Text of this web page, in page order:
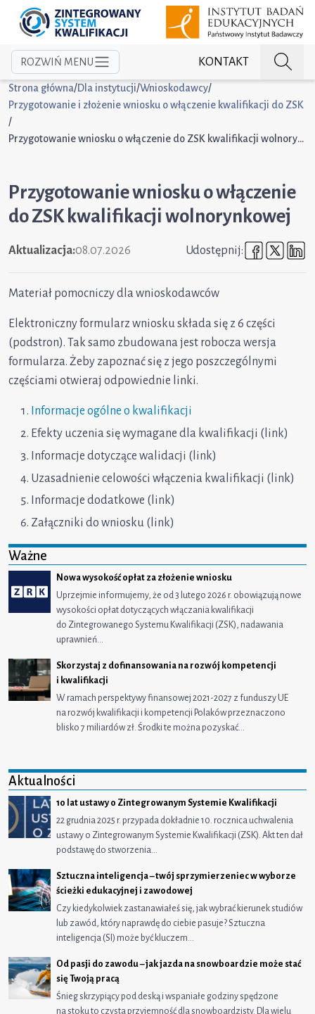
KONTAKT
ROZWIŃ MENU
Strona główna/Dla instytucji/Wnioskodawcy/
Przygotowanie i złożenie wniosku o włączenie kwalifikacji do ZSK
/
Przygotowanie wniosku o włączenie do ZSK kwalifikacji wolnorynkowej
Przygotowanie wniosku o włączenie
do ZSK kwalifikacji wolnorynkowej
Aktualizacja:08.07.2026 Udostępnij:
Materiał pomocniczy dla wnioskodawców
Elektroniczny formularz wniosku składa się z 6 części
(podstron). Tak samo zbudowana jest robocza wersja
formularza. Żeby zapoznać się z jego poszczególnymi
częściami otwieraj odpowiednie linki.
Informacje ogólne o kwalifikacji
Efekty uczenia się wymagane dla kwalifikacji (link)
Informacje dotyczące walidacji (link)
Uzasadnienie celowości włączenia kwalifikacji (link)
Informacje dodatkowe (link)
Załączniki do wniosku (link)
Ważne
Nowa wysokość opłat za złożenie wniosku
Uprzejmie informujemy, że od 3 lutego 2026 r. obowiązują nowe
wysokości opłat dotyczących włączania kwalifikacji
do Zintegrowanego Systemu Kwalifikacji (ZSK), nadawania
uprawnień…
Skorzystaj z dofinansowania na rozwój kompetencji
i kwalifikacji
W ramach perspektywy finansowej 2021-2027 z funduszy UE
na rozwój kwalifikacji i kompetencji Polaków przeznaczono
blisko 7 miliardów zł. Środki te można pozyskać…
Aktualności
10 lat ustawy o Zintegrowanym Systemie Kwalifikacji
22 grudnia 2025 r. przypada dokładnie 10. rocznica uchwalenia
ustawy o Zintegrowanym Systemie Kwalifikacji (ZSK). Akt ten dał
podstawę do stworzenia…
Sztuczna inteligencja – twój sprzymierzeniec w wyborze
ścieżki edukacyjnej i zawodowej
Czy kiedykolwiek zastanawiałeś się, jak wybrać kierunek studiów
lub zawód, który naprawdę do ciebie pasuje? Sztuczna
inteligencja (SI) może być kluczem…
Od pasji do zawodu – jak jazda na snowboardzie może stać
się Twoją pracą
Śnieg skrzypiący pod deską i wspaniałe godziny spędzone
na stoku to czysta przyjemność dla snowboardzisty. Dla wielu